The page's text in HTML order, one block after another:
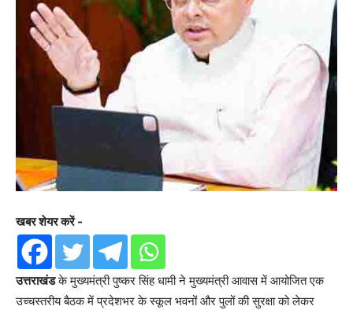
खबर शेयर करें -
उत्तराखंडके मुख्यमंत्री पुष्कर सिंह धामी ने मुख्यमंत्री आवास में आयोजित एक
उच्चस्तरीय बैठक में प्रदेशभर के स्कूल भवनों और पुलों की सुरक्षा को लेकर